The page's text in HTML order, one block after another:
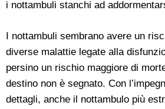
i nottambuli stanchi ad
I nottambuli sembrano avere un
diverse malattie legate alla
persino un rischio maggiore di
destino non è segnato. Con
dettagli, anche il nottambulo più